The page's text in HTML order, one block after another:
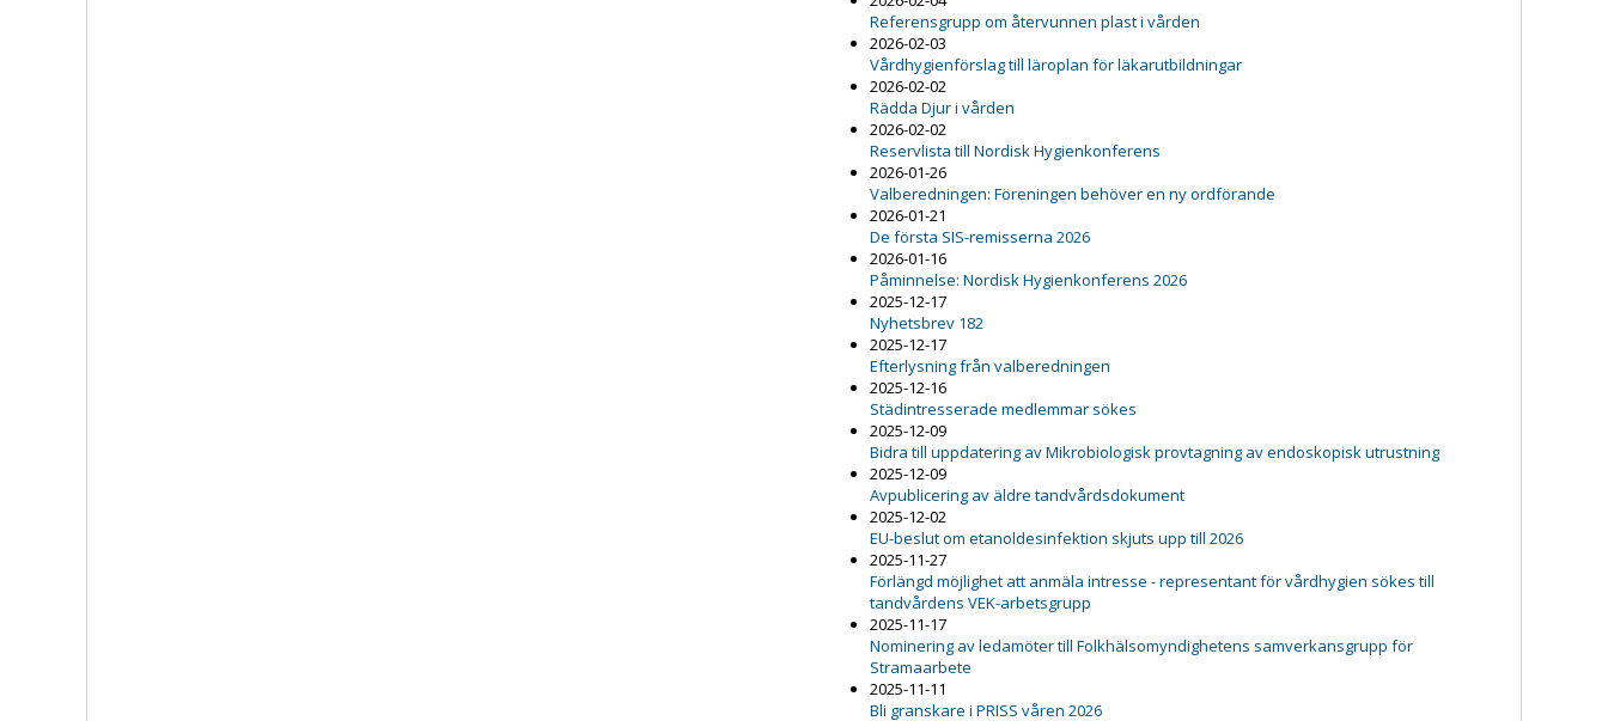
Referensgrupp om återvunnen plast i vården
2026-02-03
Vårdhygienförslag till läroplan för läkarutbildningar
2026-02-02
Rädda Djur i vården
2026-02-02
Reservlista till Nordisk Hygienkonferens
2026-01-26
Valberedningen: Föreningen behöver en ny ordförande
2026-01-21
De första SIS-remisserna 2026
2026-01-16
Påminnelse: Nordisk Hygienkonferens 2026
2025-12-17
Nyhetsbrev 182
2025-12-17
Efterlysning från valberedningen
2025-12-16
Städintresserade medlemmar sökes
2025-12-09
Bidra till uppdatering av Mikrobiologisk provtagning av endoskopisk utrustning
2025-12-09
Avpublicering av äldre tandvårdsdokument
2025-12-02
EU-beslut om etanoldesinfektion skjuts upp till 2026
2025-11-27
Förlängd möjlighet att anmäla intresse - representant för vårdhygien sökes till
tandvårdens VEK-arbetsgrupp
2025-11-17
Nominering av ledamöter till Folkhälsomyndighetens samverkansgrupp för
Stramaarbete
2025-11-11
Bli granskare i PRISS våren 2026